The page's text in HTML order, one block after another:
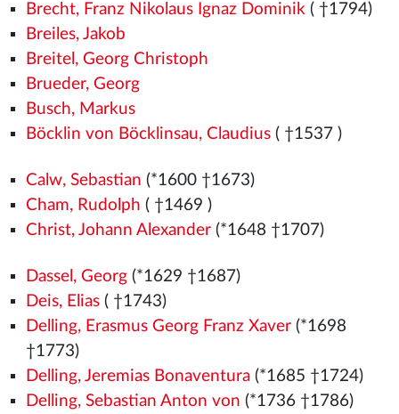
Brecht, Franz Nikolaus Ignaz Dominik( †1794)
Breiles, Jakob
Breitel, Georg Christoph
Brueder, Georg
Busch, Markus
Böcklin von Böcklinsau, Claudius( †1537 )
Calw, Sebastian (*1600 †1673)
Cham, Rudolph ( †1469 )
Christ, Johann Alexander(*1648 †1707)
Dassel, Georg(*1629 †1687)
Deis, Elias( †1743)
Delling, Erasmus Georg Franz Xaver(*1698
†1773)
Delling, Jeremias Bonaventura(*1685 †1724)
Delling, Sebastian Anton von (*1736 †1786)